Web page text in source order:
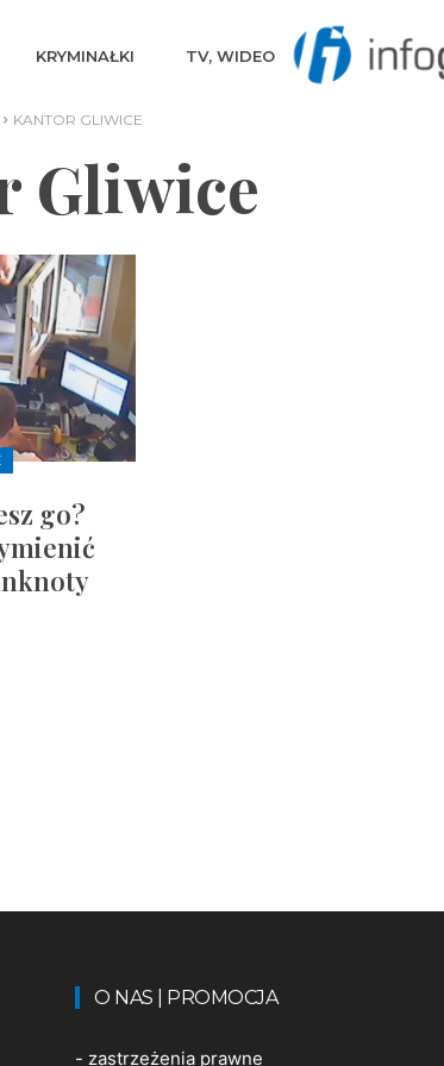
KRYMINAŁKI TV, WIDEO
KANTOR GLIWICE
Gliwice
go?
O NAS | PROMOCJA
- zastrzeżenia prawne